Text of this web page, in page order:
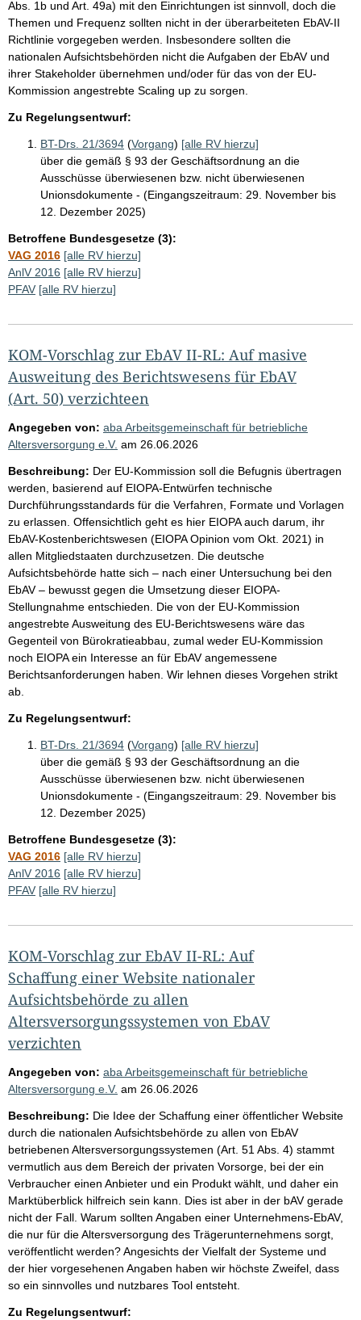
Abs. 1b und Art. 49a) mit den Einrichtungen ist sinnvoll, doch die
Themen und Frequenz sollten nicht in der überarbeiteten EbAV-II
Richtlinie vorgegeben werden. Insbesondere sollten die
nationalen Aufsichtsbehörden nicht die Aufgaben der EbAV und
ihrer Stakeholder übernehmen und/oder für das von der EU-
Kommission angestrebte Scaling up zu sorgen.
Zu Regelungsentwurf:
BT-Drs. 21/3694 (Vorgang) [alle RV hierzu]
über die gemäß § 93 der Geschäftsordnung an die
Ausschüsse überwiesenen bzw. nicht überwiesenen
Unionsdokumente - (Eingangszeitraum: 29. November bis
12. Dezember 2025)
Betroffene Bundesgesetze (3):
VAG 2016 [alle RV hierzu]
AnlV 2016 [alle RV hierzu]
PFAV [alle RV hierzu]
KOM-Vorschlag zur EbAV II-RL: Auf masive
Ausweitung des Berichtswesens für EbAV
(Art. 50) verzichteen
Angegeben von: aba Arbeitsgemeinschaft für betriebliche
Altersversorgung e.V. am 26.06.2026
Beschreibung: Der EU-Kommission soll die Befugnis übertragen
werden, basierend auf EIOPA-Entwürfen technische
Durchführungsstandards für die Verfahren, Formate und Vorlagen
zu erlassen. Offensichtlich geht es hier EIOPA auch darum, ihr
EbAV-Kostenberichtswesen (EIOPA Opinion vom Okt. 2021) in
allen Mitgliedstaaten durchzusetzen. Die deutsche
Aufsichtsbehörde hatte sich – nach einer Untersuchung bei den
EbAV – bewusst gegen die Umsetzung dieser EIOPA-
Stellungnahme entschieden. Die von der EU-Kommission
angestrebte Ausweitung des EU-Berichtswesens wäre das
Gegenteil von Bürokratieabbau, zumal weder EU-Kommission
noch EIOPA ein Interesse an für EbAV angemessene
Berichtsanforderungen haben. Wir lehnen dieses Vorgehen strikt
ab.
Zu Regelungsentwurf:
BT-Drs. 21/3694 (Vorgang) [alle RV hierzu]
über die gemäß § 93 der Geschäftsordnung an die
Ausschüsse überwiesenen bzw. nicht überwiesenen
Unionsdokumente - (Eingangszeitraum: 29. November bis
12. Dezember 2025)
Betroffene Bundesgesetze (3):
VAG 2016 [alle RV hierzu]
AnlV 2016 [alle RV hierzu]
PFAV [alle RV hierzu]
KOM-Vorschlag zur EbAV II-RL: Auf
Schaffung einer Website nationaler
Aufsichtsbehörde zu allen
Altersversorgungssystemen von EbAV
verzichten
Angegeben von: aba Arbeitsgemeinschaft für betriebliche
Altersversorgung e.V. am 26.06.2026
Beschreibung: Die Idee der Schaffung einer öffentlicher Website
durch die nationalen Aufsichtsbehörde zu allen von EbAV
betriebenen Altersversorgungssystemen (Art. 51 Abs. 4) stammt
vermutlich aus dem Bereich der privaten Vorsorge, bei der ein
Verbraucher einen Anbieter und ein Produkt wählt, und daher ein
Marktüberblick hilfreich sein kann. Dies ist aber in der bAV gerade
nicht der Fall. Warum sollten Angaben einer Unternehmens-EbAV,
die nur für die Altersversorgung des Trägerunternehmens sorgt,
veröffentlicht werden? Angesichts der Vielfalt der Systeme und
der hier vorgesehenen Angaben haben wir höchste Zweifel, dass
so ein sinnvolles und nutzbares Tool entsteht.
Zu Regelungsentwurf: